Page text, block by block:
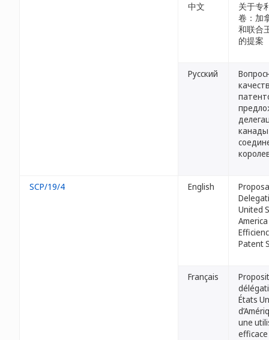
中文
关于专
卷：加
和联合
的提案
Русский
SCP/19/4 English
United
Patent
Français
États
une